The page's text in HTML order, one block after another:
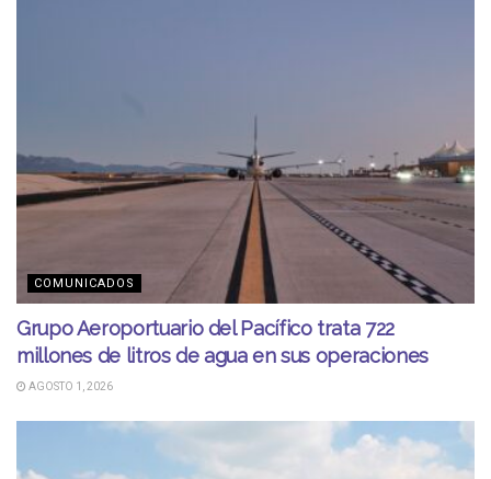
COMUNICADOS
Grupo Aeroportuario del Pacífico trata 722
millones de litros de agua en sus operaciones
AGOSTO 1, 2026